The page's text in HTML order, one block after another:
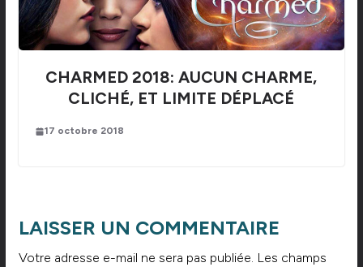
CHARMED 2018: AUCUN CHARME,
CLICHÉ, ET LIMITE DÉPLACÉ
17 octobre 2018
LAISSER UN COMMENTAIRE
Votre adresse e-mail ne sera pas publiée. Les champs